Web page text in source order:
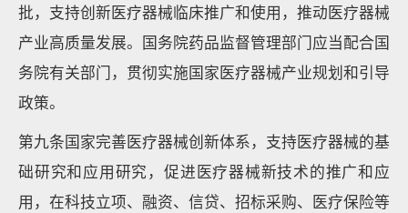
批，支持创新医疗器械临床推广和使用，推动医疗器械
产业高质量发展。国务院药品监督管理部门应当配合国
务院有关部门，贯彻实施国家医疗器械产业规划和引导
政策。
第九条国家完善医疗器械创新体系，支持医疗器械的基
础研究和应用研究，促进医疗器械新技术的推广和应
用，在科技立项、融资、信贷、招标采购、医疗保险等